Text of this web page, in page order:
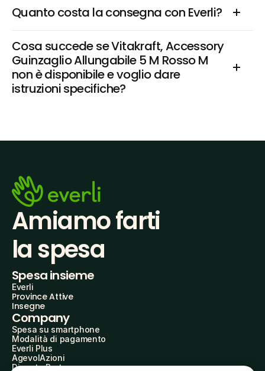
Quanto costa la consegna con Everli?
Cosa succede se Vitakraft, Accessory
Guinzaglio Allungabile 5 M Rosso M
non è disponibile e voglio dare
istruzioni specifiche?
Amiamo farti
la spesa
Spesa insieme
Everli
Province Attive
Insegne
Company
Spesa su smartphone
Modalità di pagamento
Everli Plus
AgevolAzioni
Diventa Partner